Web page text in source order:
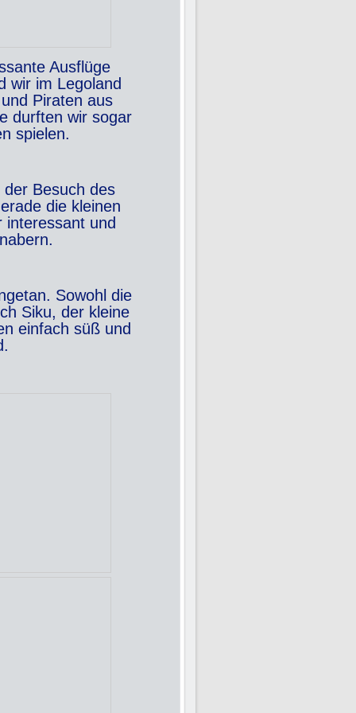
Ausflüge
wir im Legoland
Piraten aus
durften wir sogar
spielen.
Besuch des
die kleinen
interessant und
Sowohl die
Siku, der kleine
einfach süß und